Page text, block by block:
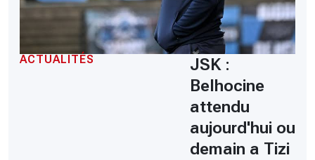
ACTUALITÉS
JSK :
Belhocine
attendu
aujourd'hui ou
demain a Tizi